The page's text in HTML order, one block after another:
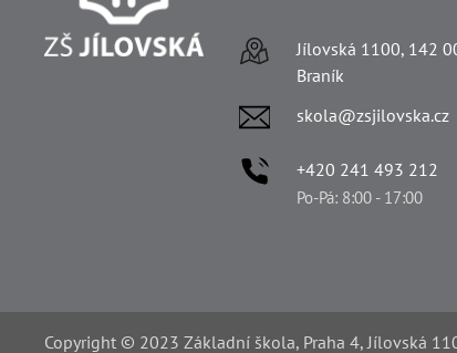
Jílovská 1100, 142
Braník
skola@zsjilovska.cz
+420 241 493 212
Po-Pá: 8:00 - 17:00
Copyright © 2023 Základní škola, Praha 4, Jílovská